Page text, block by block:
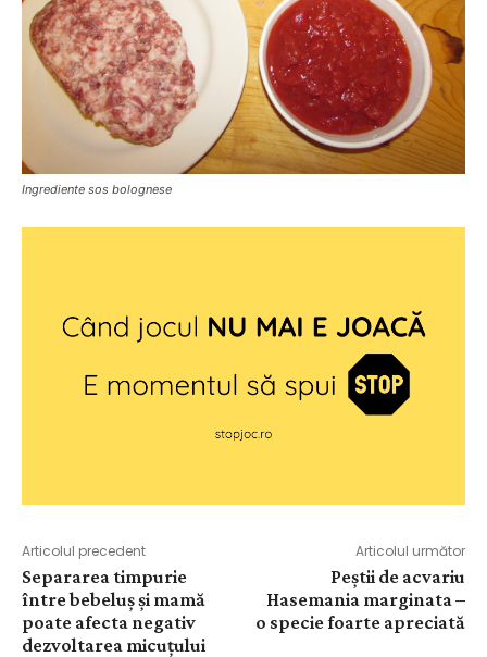
Ingrediente sos bolognese
Articolul precedent
Separarea timpurie
între bebeluş şi mamă
poate afecta negativ
dezvoltarea micuţului
Articolul următor
Peștii de acvariu
Hasemania marginata –
o specie foarte apreciată